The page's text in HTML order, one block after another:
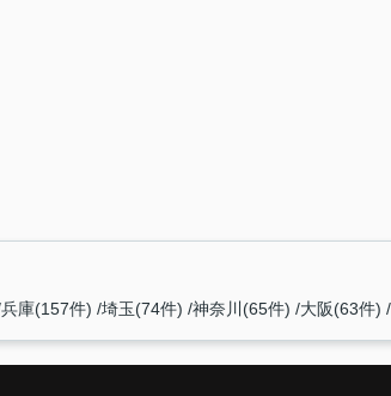
兵庫(157件) 埼玉(74件) 神奈川(65件) 大阪(63件)